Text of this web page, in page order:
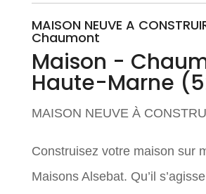
MAISON NEUVE A
Chaumont
Maison -
Haute-Marne
MAISON NEUVE À
Construisez votre maison sur
Maisons Alsebat. Qu’il